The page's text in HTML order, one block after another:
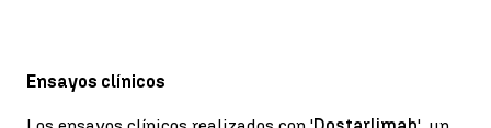
Ensayos clínicos